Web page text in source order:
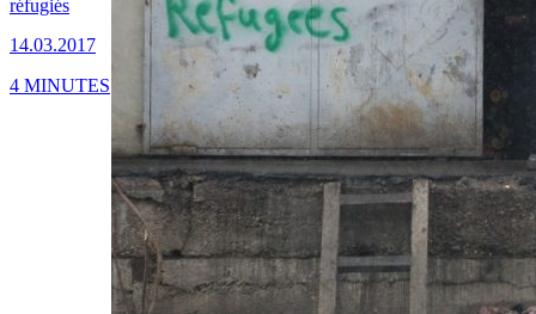
réfugiés
14.03.2017
4 MINUTES